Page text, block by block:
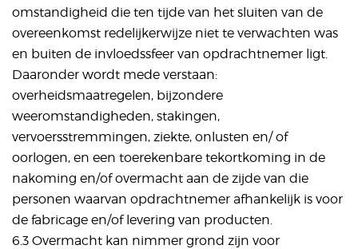
omstandigheid die ten tijde van het sluiten van de
overeenkomst redelijkerwijze niet te verwachten was
en buiten de invloedssfeer van opdrachtnemer ligt.
Daaronder wordt mede verstaan:
overheidsmaatregelen, bijzondere
weeromstandigheden, stakingen,
vervoersstremmingen, ziekte, onlusten en/ of
oorlogen, en een toerekenbare tekortkoming in de
nakoming en/of overmacht aan de zijde van die
personen waarvan opdrachtnemer afhankelijk is voor
de fabricage en/of levering van producten.
6.3 Overmacht kan nimmer grond zijn voor